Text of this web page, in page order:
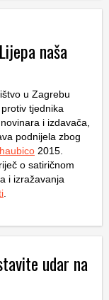
naša
u Zagrebu
tjednika
i izdavača,
podnijela zbog
2015.
o satiričnom
i izražavanja
udar na